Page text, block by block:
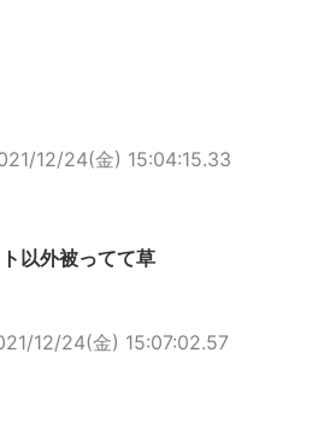
12/24(金) 15:04:15.33
以外被ってて草
12/24(金) 15:07:02.57